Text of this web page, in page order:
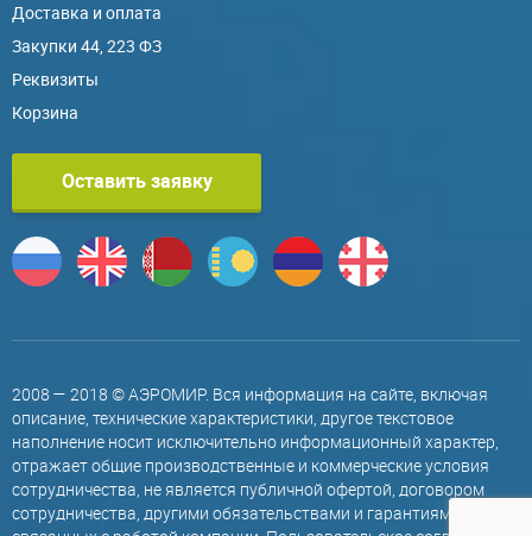
Доставка и оплата
Закупки 44, 223 ФЗ
Реквизиты
Корзина
Оставить заявку
2008 — 2018 © АЭРОМИР. Вся информация на сайте, включая
описание, технические характеристики, другое текстовое
наполнение носит исключительно информационный характер,
отражает общие производственные и коммерческие условия
сотрудничества, не является публичной офертой, договором
сотрудничества, другими обязательствами и гарантиями,